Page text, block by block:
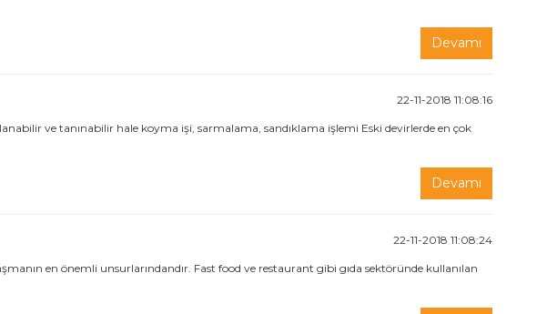
Devamı
22-11-2018 11:08:16
ve tanınabilir hale koyma işi, sarmalama, sandıklama işlemi Eski devirlerde en çok
Devamı
22-11-2018 11:08:24
en önemli unsurlarındandır. Fast food ve restaurant gibi gıda sektöründe kullanılan